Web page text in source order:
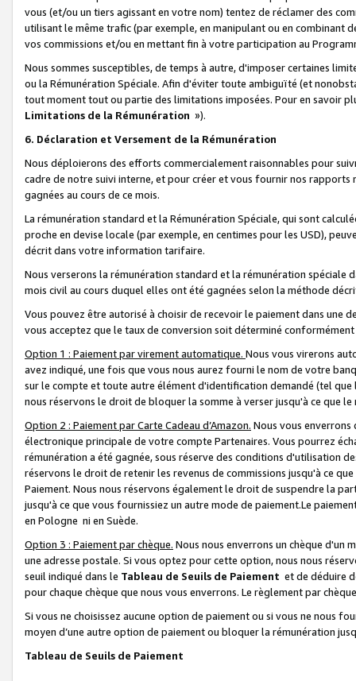
vous (et/ou un tiers agissant en votre nom) tentez de réclamer des
utilisant le même trafic (par exemple, en manipulant ou en combinant
vos commissions et/ou en mettant fin à votre participation au
Nous sommes susceptibles, de temps à autre, d'imposer certaines
ou la Rémunération Spéciale. Afin d'éviter toute ambiguïté (et
tout moment tout ou partie des limitations imposées. Pour en savoir
Limitations de la Rémunération »).
6. Déclaration et Versement de la Rémunération
Nous déploierons des efforts commercialement raisonnables pour
cadre de notre suivi interne, et pour créer et vous fournir nos
gagnées au cours de ce mois.
La rémunération standard et la Rémunération Spéciale, qui sont
proche en devise locale (par exemple, en centimes pour les USD),
décrit dans votre information tarifaire.
Nous verserons la rémunération standard et la rémunération spéciale
mois civil au cours duquel elles ont été gagnées selon la méthode
Vous pouvez être autorisé à choisir de recevoir le paiement dans une
vous acceptez que le taux de conversion soit déterminé
Option 1 : Paiement par virement automatique. Nous vous virerons
avez indiqué, une fois que vous nous aurez fourni le nom de votre
sur le compte et toute autre élément d'identification demandé (tel que
nous réservons le droit de bloquer la somme à verser jusqu'à ce que
Option 2 : Paiement par Carte Cadeau d’Amazon. Nous vous
électronique principale de votre compte Partenaires. Vous pourrez
rémunération a été gagnée, sous réserve des conditions d'utilisation
réservons le droit de retenir les revenus de commissions jusqu'à ce
Paiement. Nous nous réservons également le droit de suspendre la
jusqu'à ce que vous fournissiez un autre mode de paiement.Le
en Pologne ni en Suède.
Option 3 : Paiement par chèque. Nous nous enverrons un chèque d'un
une adresse postale. Si vous optez pour cette option, nous nous
seuil indiqué dans le Tableau de Seuils de Paiement et de déduire
pour chaque chèque que nous vous enverrons. Le règlement par
Si vous ne choisissez aucune option de paiement ou si vous ne nous
moyen d’une autre option de paiement ou bloquer la rémunération
Tableau de Seuils de Paiement